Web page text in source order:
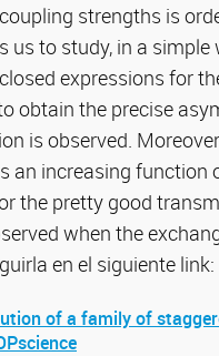
strengths is
us to study, in a
expressions for
obtain the precise
is observed.
an increasing function
the pretty good
when the
en el siguiente link:
of a family of